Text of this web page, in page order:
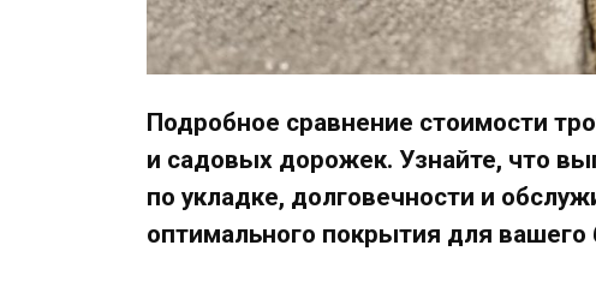
Подробное сравнение стоимости
и садовых дорожек. Узнайте, что
по укладке, долговечности и
оптимального покрытия для